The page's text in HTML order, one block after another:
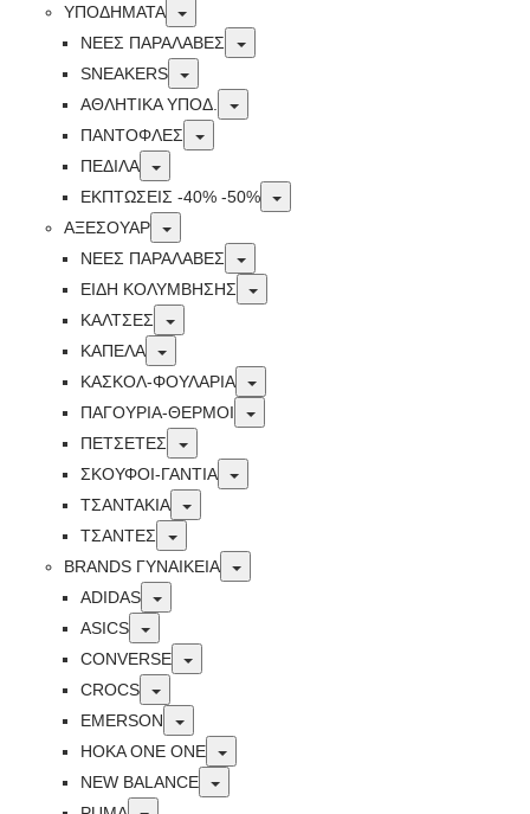
ΥΠΟΔΗΜΑΤΑ
Toggle
ΝΕΕΣ ΠΑΡΑΛΑΒΕΣ
Toggle
SNEAKERS
Toggle
ΑΘΛΗΤΙΚΑ ΥΠΟΔ.
Toggle
ΠΑΝΤΟΦΛΕΣ
Toggle
ΠΕΔΙΛΑ
Toggle
ΕΚΠΤΏΣΕΙΣ -40% -50%
Toggle
ΑΞΕΣΟΥΑΡ
Toggle
ΝΕΕΣ ΠΑΡΑΛΑΒΕΣ
Toggle
ΕΙΔΗ ΚΟΛΥΜΒΗΣΗΣ
Toggle
ΚΑΛΤΣΕΣ
Toggle
ΚΑΠΕΛΑ
Toggle
ΚΑΣΚΟΛ-ΦΟΥΛΑΡΙΑ
Toggle
ΠΑΓΟΥΡΙΑ-ΘΕΡΜΟΙ
Toggle
ΠΕΤΣΈΤΕΣ
Toggle
ΣΚΟΥΦΟΙ-ΓΑΝΤΙΑ
Toggle
ΤΣΑΝΤΑΚΙΑ
Toggle
ΤΣΑΝΤΕΣ
Toggle
BRANDS ΓΥΝΑΙΚΕΊΑ
Toggle
ADIDAS
Toggle
ASICS
Toggle
CONVERSE
Toggle
CROCS
Toggle
EMERSON
Toggle
HOKA ONE ONE
Toggle
NEW BALANCE
Toggle